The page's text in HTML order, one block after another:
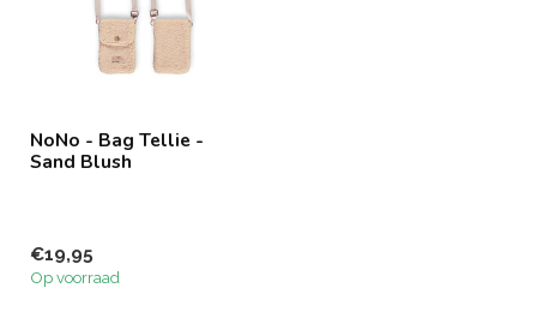
NoNo - Bag Tellie -
Sand Blush
€19,95
Op voorraad